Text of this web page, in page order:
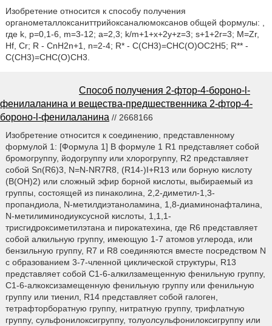
Изобретение относится к способу получения
органометаллоксаниттрийоксаналюмоксанов общей формулы: ,
где k, р=0,1-6, m=3-12; а=2,3; k/m+1+х+2у+z=3; s+1+2r=3; M=Zr,
Hf, Cr; R - CnH2n+1, n=2-4; R* - C(CH3)=CHC(O)OC2H5; R** -
C(CH3)=CHC(O)CH3.
Способ получения 2-фтор-4-бороно-l-
фенилаланина и вещества-предшественника 2-фтор-4-
бороно-l-фенилаланина // 2668166
Изобретение относится к соединению, представленному
формулой 1: [Формула 1] В формуле 1 R1 представляет собой
бромогруппу, йодогруппу или хлорогруппу, R2 представляет
собой Sn(R6)3, N=N-NR7R8, (R14-)I+R13 или борную кислоту
(B(OH)2) или сложный эфир борной кислоты, выбираемый из
группы, состоящей из пинаколина, 2,2-диметил-1,3-
пропандиола, N-метилдиэтаноламина, 1,8-диаминонафталина,
N-метилиминодиуксусной кислоты, 1,1,1-
трисгидроксиметилэтана и пирокатехина, где R6 представляет
собой алкильную группу, имеющую 1-7 атомов углерода, или
бензильную группу, R7 и R8 соединяются вместе посредством N
с образованием 3-7-членной циклической структуры, R13
представляет собой С1-6-алкилзамещенную фенильную группу,
С1-6-алкоксизамещенную фенильную группу или фенильную
группу или тиенил, R14 представляет собой галоген,
тетрафторборатную группу, нитратную группу, трифлатную
группу, сульфонилоксигруппу, толуолсульфонилоксигруппу или